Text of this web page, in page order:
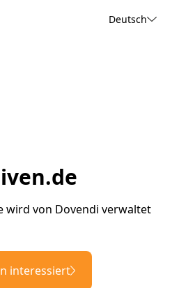
Deutsch
wird von Dovendi verwaltet
interessiert